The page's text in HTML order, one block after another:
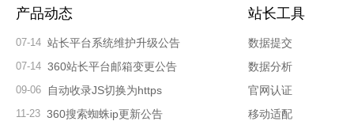
产品动态
07-14 站长平台系统维护升级公告
07-14 360站长平台邮箱变更公告
09-06 自动收录JS切换为https
11-23 360搜索蜘蛛ip更新公告
站长工具
数据提交
数据分析
官网认证
移动适配